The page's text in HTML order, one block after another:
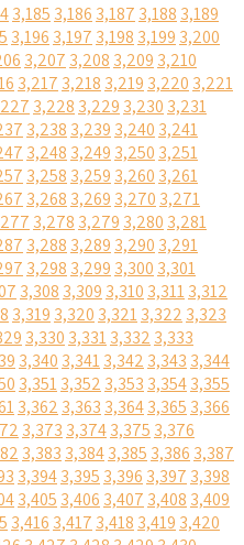
3,185 3,186 3,187 3,188 3,189
3,196 3,197 3,198 3,199 3,200
3,207 3,208 3,209 3,210
3,217 3,218 3,219 3,220 3,221
3,228 3,229 3,230 3,231
3,238 3,239 3,240 3,241
3,248 3,249 3,250 3,251
3,258 3,259 3,260 3,261
3,268 3,269 3,270 3,271
3,278 3,279 3,280 3,281
3,288 3,289 3,290 3,291
3,298 3,299 3,300 3,301
3,308 3,309 3,310 3,3113,312
3,319 3,320 3,3213,322 3,323
3,330 3,3313,332 3,333
3,340 3,3413,342 3,343 3,344
3,3513,352 3,353 3,3543,355
3,362 3,363 3,3643,365 3,366
3,373 3,3743,375 3,376
3,383 3,3843,385 3,386 3,387
3,3943,395 3,396 3,397 3,398
3,405 3,406 3,407 3,408 3,409
3,416 3,417 3,418 3,419 3,420